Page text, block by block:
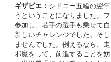
ギザビエ： シドニー五輪の翌
うということになりました。
参加し、若手の選手も乗せて
新しいチャレンジでした。そ
ませんでした。例えるなら、
邪魔をして、前進することを